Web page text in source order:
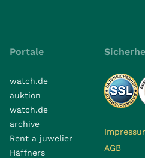
Portale
watch.de
auktion
watch.de
archive
Rent a juwelier
Häffners
AGB